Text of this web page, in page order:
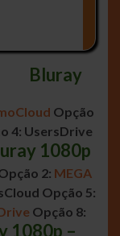
Bluray
Opção
4: UsersDrive
1080p
2: MEGA
Opção 5:
Opção 8:
1080p –